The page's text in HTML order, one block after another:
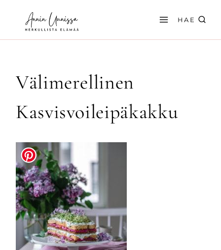
sisältöön
HAE
Välimerellinen
Kasvisvoileipäkakku